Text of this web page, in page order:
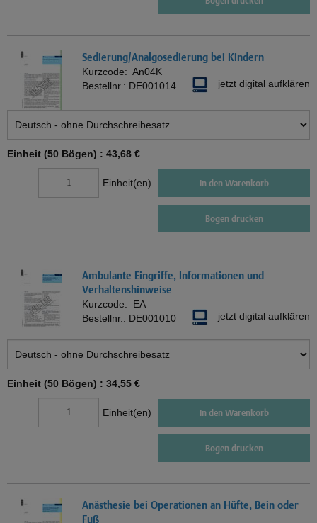
Sedierung/Analgosedierung bei Kindern
Kurzcode: An04K
Bestellnr.: DE001014 jetzt digital aufklären
Einheit (50 Bögen) : 43,68 €
Einheit(en) In den Warenkorb
Bogen drucken
Ambulante Eingriffe, Informationen und
Verhaltenshinweise
Kurzcode: EA
Bestellnr.: DE001010 jetzt digital aufklären
Einheit (50 Bögen) : 34,55 €
Einheit(en) In den Warenkorb
Bogen drucken
Anästhesie bei Operationen an Hüfte, Bein oder
Fuß